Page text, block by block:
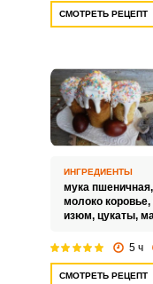
СМОТРЕТЬ РЕЦЕПТ
ИНГРЕДИЕНТЫ
мука пшеничная,
молоко коровье,
изюм, цукаты,
5 ч
СМОТРЕТЬ РЕЦЕПТ